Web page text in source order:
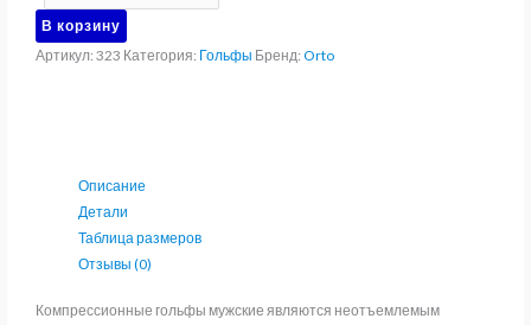
Гольфы
компрессионные
В корзину
Артикул:323 Категория: Гольфы Бренд:Orto
Описание
Детали
Таблица размеров
Отзывы (0)
Компрессионные гольфы мужские являются неотъемлемым